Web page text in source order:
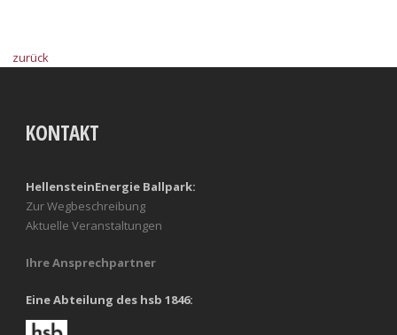
zurück
KONTAKT
HellensteinEnergie Ballpark:
Zur Wegbeschreibung
Aktuelle Veranstaltungen
Ihre Ansprechpartner
Eine Abteilung des hsb 1846: